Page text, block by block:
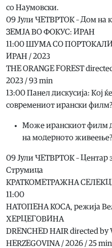
со Наумовски.
09 Јули ЧЕТВРТОК – Дом на
ЗЕМЈА ВО ФОКУС: ИРАН
11:00 ШУМА СО ПОРТОКАЛИ
ИРАН / 2023
THE ORANGE FOREST
2023 / 93 min
13:00 Панел дискусија: Кој
современиот ирански филм?
Може иранскиот филм
на модерното живеење?
09 Јули ЧЕТВРТОК – Центар
Струмица
КРАТКОМЕТРАЖНА
11:00
НАТОПЕНА КОСА, режија
ХЕРЦЕГОВИНА
DRENCHED HAIR directed by
HERZEGOVINA / 2026 / 25 min